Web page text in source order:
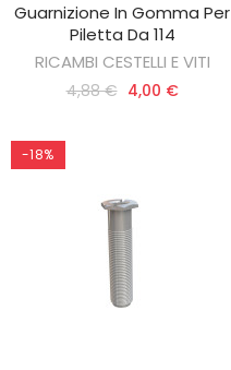
AGGIUNGI AL CARRELLO
Guarnizione In Gomma Per
Piletta Da 114
RICAMBI CESTELLI E VITI
4,88 € 4,00 €
-18%